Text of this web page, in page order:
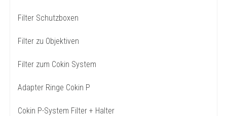
Filter Schutzboxen
Filter zu Objektiven
Filter zum Cokin System
Adapter Ringe Cokin P
Cokin P-System Filter + Halter